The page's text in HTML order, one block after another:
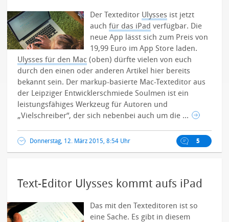
Der Texteditor Ulysses ist jetzt
auchfür das iPad verfügbar. Die
neue App lässt sich zum Preis von
19,99 Euro im App Store laden.
Ulysses für den Mac (oben) dürfte vielen von euch
durch den einen oder anderen Artikel hier bereits
bekannt sein. Der markup-basierte Mac-Texteditor aus
der Leipziger Entwicklerschmiede Soulmen ist ein
leistungsfähiges Werkzeug für Autoren und
„Vielschreiber“, der sich nebenbei auch um die ...
Donnerstag, 12. März 2015, 8:54 Uhr 5
Text-Editor Ulysses kommt aufs iPad
Das mit den Texteditoren ist so
eine Sache. Es gibt in diesem